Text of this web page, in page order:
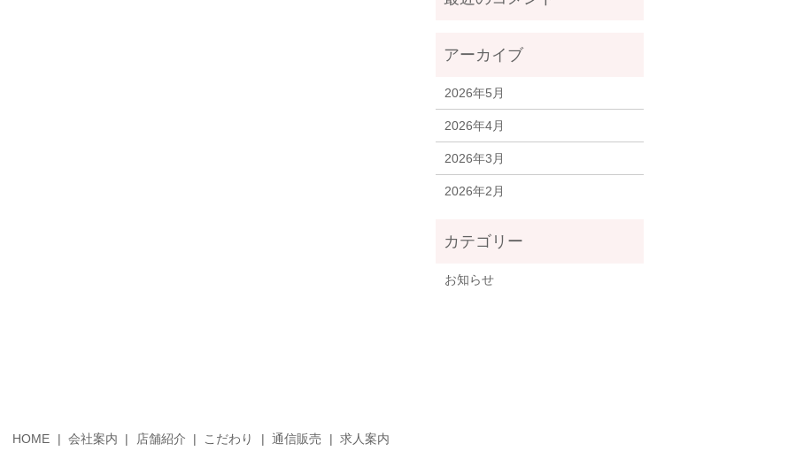
2026年5月
2026年4月
2026年3月
2026年2月
お知らせ
HOME 会社案内 店舗紹介 こだわり 通信販売 求人案内